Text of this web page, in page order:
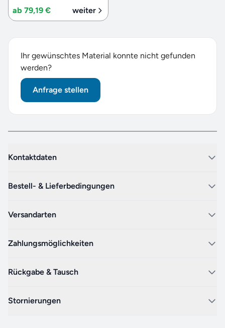
ab 79,19 € weiter
Ihr gewünschtes Material konnte nicht gefunden
werden?
Anfrage stellen
Kontaktdaten
Bestell- & Lieferbedingungen
Versandarten
Zahlungsmöglichkeiten
Rückgabe & Tausch
Stornierungen